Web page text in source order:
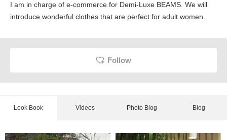
I am in charge of e-commerce for Demi-Luxe BEAMS. We will
introduce wonderful clothes that are perfect for adult women.
Follow
Look Book Videos Photo Blog Blog